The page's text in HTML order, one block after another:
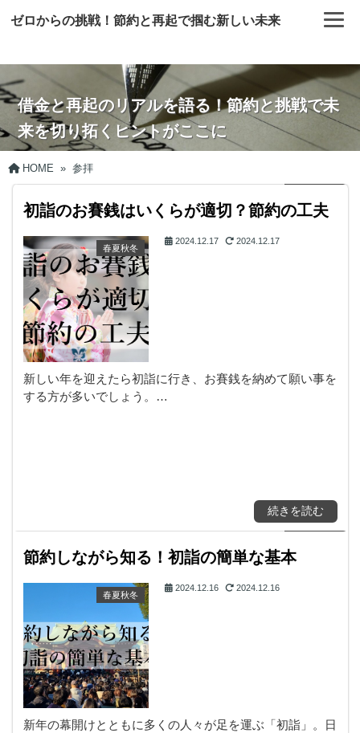
ゼロからの挑戦！節約と再起で掴む新しい未来
借金と再起のリアルを語る！節約と挑戦で未
来を切り拓くヒントがここに
HOME » 参拝
初詣のお賽銭はいくらが適切？節約の工夫
春夏秋冬
2024.12.17 2024.12.17
新しい年を迎えたら初詣に行き、お賽銭を納めて願い事を
する方が多いでしょう。…
続きを読む
節約しながら知る！初詣の簡単な基本
春夏秋冬
2024.12.16 2024.12.16
新年の幕開けとともに多くの人々が足を運ぶ「初詣」。日